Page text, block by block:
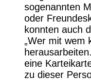
sogenannten
oder
konnten auch
„Wer mit wem
eine
zu dieser